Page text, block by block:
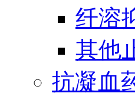
纤溶
其他
抗凝血